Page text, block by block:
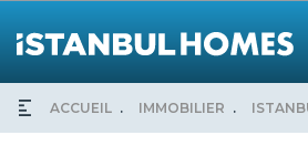
ACCUEIL IMMOBILIER